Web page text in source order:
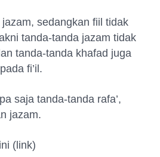
sedangkan fiil tidak
tanda-tanda jazam tidak
tanda-tanda khafad juga
fi’il.
saja tanda-tanda rafa’,
jazam.
(link)